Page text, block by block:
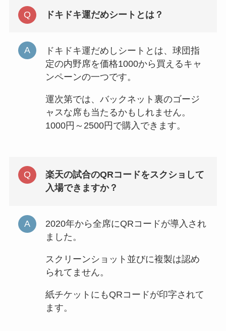
ドキドキ運だめシートとは？
ドキドキ運だめしシートとは、球団指
定の内野席を価格1000から買えるキャ
ンペーンの一つです。
運次第では、バックネット裏のゴージ
ャスな席も当たるかもしれません。
1000円～2500円で購入できます。
楽天の試合のQRコードをスクショして
入場できますか？
2020年から全席にQRコードが導入され
ました。
スクリーンショット並びに複製は認め
られてません。
紙チケットにもQRコードが印字されて
ます。